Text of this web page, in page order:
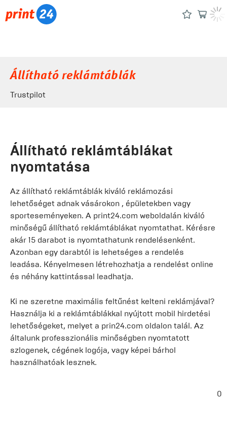
Állítható reklámtáblák
Trustpilot
Állítható reklámtáblákat
nyomtatása
Az állítható reklámtáblák kiváló reklámozási
lehetőséget adnak vásárokon , épületekben vagy
sporteseményeken. A print24.com weboldalán kiváló
minőségű állítható reklámtáblákat nyomtathat. Kérésre
akár 15 darabot is nyomtathatunk rendelésenként.
Azonban egy darabtól is lehetséges a rendelés
leadása. Kényelmesen létrehozhatja a rendelést online
és néhány kattintással leadhatja.
Ki ne szeretne maximális feltűnést kelteni reklámjával?
Használja ki a reklámtáblákkal nyújtott mobil hirdetési
lehetőségeket, melyet a prin24.com oldalon talál. Az
általunk professzionális minőségben nyomtatott
szlogenek, cégének logója, vagy képei bárhol
használhatóak lesznek.
0